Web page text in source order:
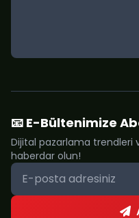
📧 E-Bültenimize
Dijital pazarlama trendleri
haberdar olun!